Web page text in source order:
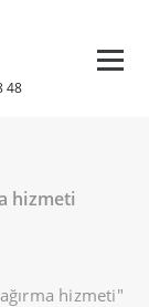
48
hizmeti
hizmeti"